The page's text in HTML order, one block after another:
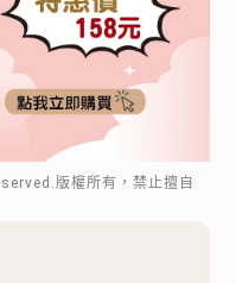
版權所有，禁止擅自